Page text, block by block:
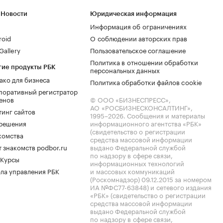
продукты РБК
для бизнеса
регистратор
сайтов
знакомств podbor.ru
управления РБК
Юридическая информация
Информация об ограничениях
О соблюдении авторских прав
Пользовательское соглашение
Политика в отношении обработки
персональных данных
Политика обработки файлов cookie
© ООО «БИЗНЕСПРЕСС»,
АО «РОСБИЗНЕСКОНСАЛТИНГ»,
1995–2026. Сообщения и материалы
информационного агентства «РБК»
(свидетельство о регистрации
средства массовой информации
выдано Федеральной службой
по надзору в сфере связи,
информационных технологий
и массовых коммуникаций
(Роскомнадзор) 09.12.2015 за номером
ИА №ФС77-63848) и сетевого издания
«РБК» (свидетельство о регистрации
средства массовой информации
выдано Федеральной службой
по надзору в сфере связи,